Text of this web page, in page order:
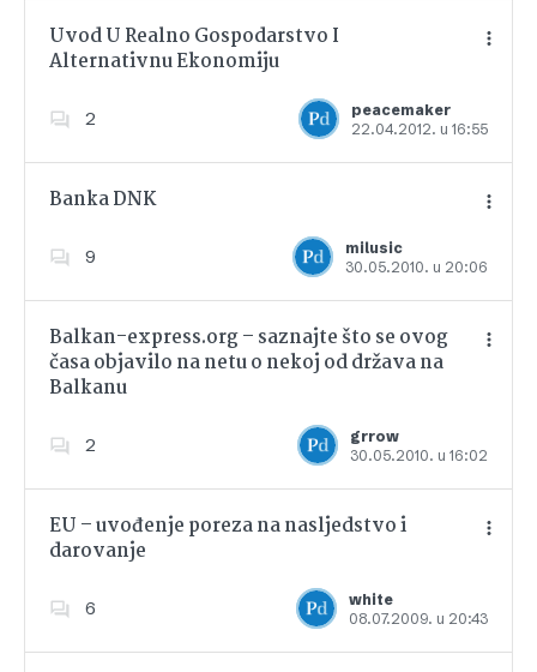
Uvod U Realno Gospodarstvo I
Alternativnu Ekonomiju
2
peacemaker
22.04.2012. u 16:55
Dodajte u favorite
Banka DNK
9
milusic
30.05.2010. u 20:06
Dodajte u favorite
Balkan-express.org – saznajte što se ovog
časa objavilo na netu o nekoj od država na
Balkanu
2
grrow
30.05.2010. u 16:02
EU – uvođenje poreza na nasljedstvo i
darovanje
6
white
08.07.2009. u 20:43
Dodajte u favorite